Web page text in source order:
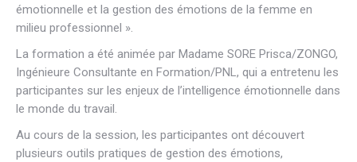
émotionnelle et la gestion des émotions de la femme en
milieu professionnel ».
La formation a été animée par Madame SORE Prisca/ZONGO,
Ingénieure Consultante en Formation/PNL, qui a entretenu les
participantes sur les enjeux de l’intelligence émotionnelle dans
le monde du travail.
Au cours de la session, les participantes ont découvert
plusieurs outils pratiques de gestion des émotions,